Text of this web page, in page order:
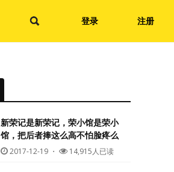
登录 注册
新荣记是新荣记，荣小馆是荣小
馆，把后者捧这么高不怕脸疼么
2017-12-19 ・ 14,915人已读